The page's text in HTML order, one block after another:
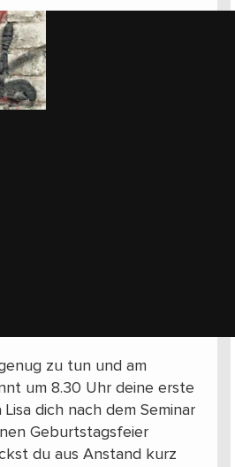
zu tun und am
um 8.30 Uhr deine erste
dich nach dem Seminar
Geburtstagsfeier
du aus Anstand kurz